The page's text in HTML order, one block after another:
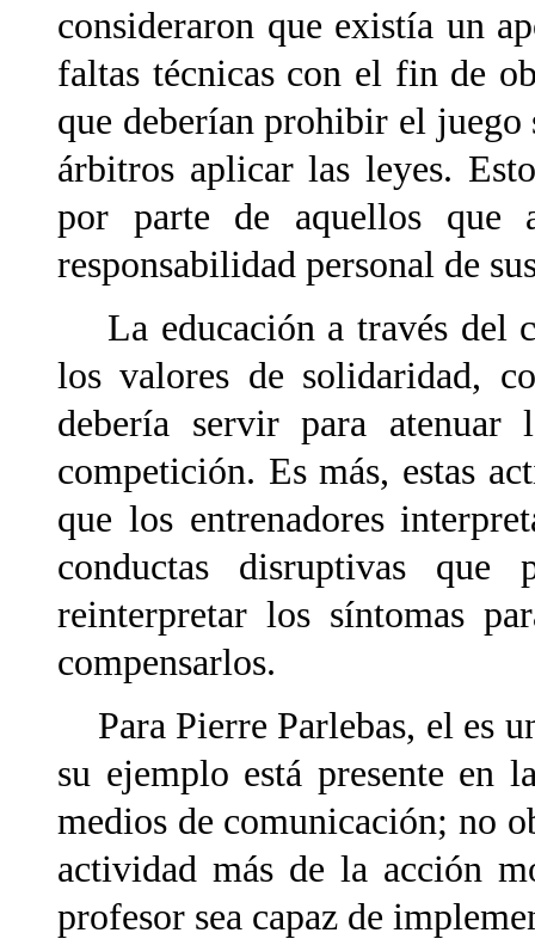
consideraron que existía un
faltas técnicas con el fin de
que deberían prohibir el juego
árbitros aplicar las leyes.
por parte de aquellos que
responsabilidad personal de
La educación a través del
los valores de solidaridad,
debería servir para atenuar
competición. Es más, estas
que los entrenadores
conductas disruptivas
que
reinterpretar los síntomas
compensarlos.
Para Pierre Parlebas, el es
su ejemplo está presente en
medios de comunicación; no
actividad más de la acción
profesor sea capaz de